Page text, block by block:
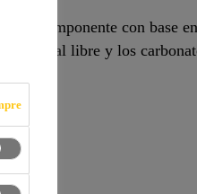
con base
la cal libre y los